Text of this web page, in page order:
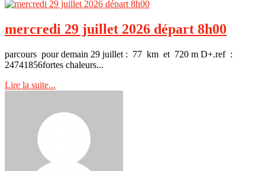
mercredi 29 juillet 2026 départ 8h00
parcours pour demain 29 juillet : 77 km et 720 m D+.ref :
24741856fortes chaleurs...
Lire la suite...